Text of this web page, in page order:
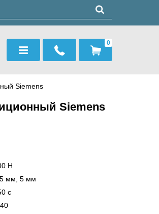
0
Siemens
Siemens
Н
мм, 5 мм
с